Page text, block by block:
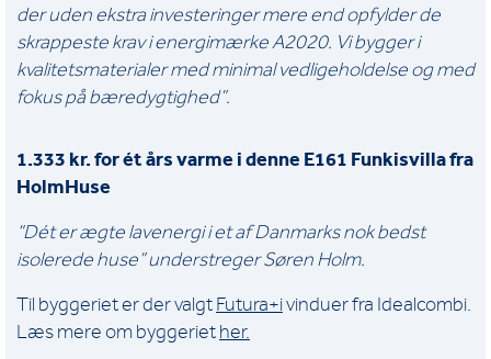
der uden ekstra investeringer mere end opfylder de
skrappeste krav i energimærke A2020. Vi bygger i
kvalitetsmaterialer med minimal vedligeholdelse og med
fokus på bæredygtighed”.
1.333 kr. for ét års varme i denne E161 Funkisvilla fra
HolmHuse
“Dét er ægte lavenergi i et af Danmarks nok bedst
isolerede huse” understreger Søren Holm.
Til byggeriet er der valgt Futura+ivinduer fra Idealcombi.
Læs mere om byggeriet her.